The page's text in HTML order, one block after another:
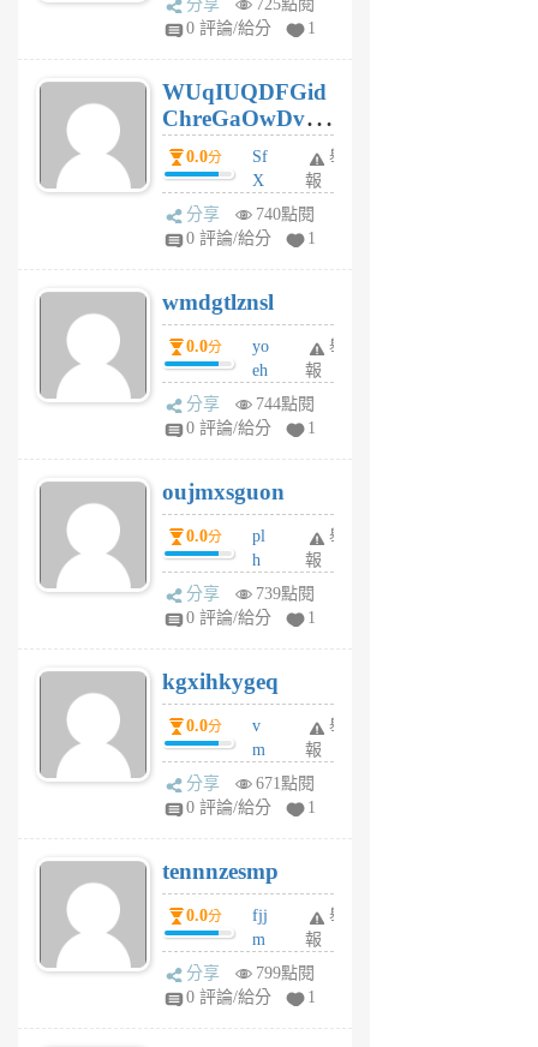
gl
個
月
前
分享
725點閱
0 評論/給分
1
WUqIUQDFGid
ChreGaOwDv
dY0.0分
Sf
X
Pe
Jc
R
P
m
v
A
V
個
月
前
舉
報
分享
740點閱
0 評論/給分
1
wmdgtlznsl
0.0分
yo
eh
ld
gy
個
月
前
舉
報
分享
744點閱
0 評論/給分
1
oujmxsguon
0.0分
pl
h
wi
w
6
個
月
前
舉
報
分享
739點閱
0 評論/給分
1
kgxihkygeq
0.0分
v
m
sg
sr
6
個
月
前
舉
報
分享
671點閱
0 評論/給分
1
tennnzesmp
0.0分
fjj
m
w
rs
舉
報
分享
799點閱
0 評論/給分
1